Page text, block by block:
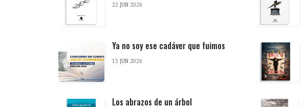
22 JUN 2026
Ya no soy ese cadáver que fuimos
15 JUN 2026
Los abrazos de un árbol